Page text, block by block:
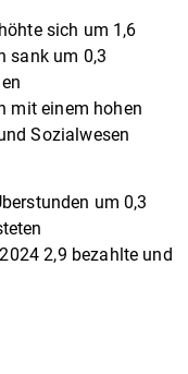
sich um 1,6
sank um 0,3
mit einem hohen
Sozialwesen
um 0,3
2,9 bezahlte und